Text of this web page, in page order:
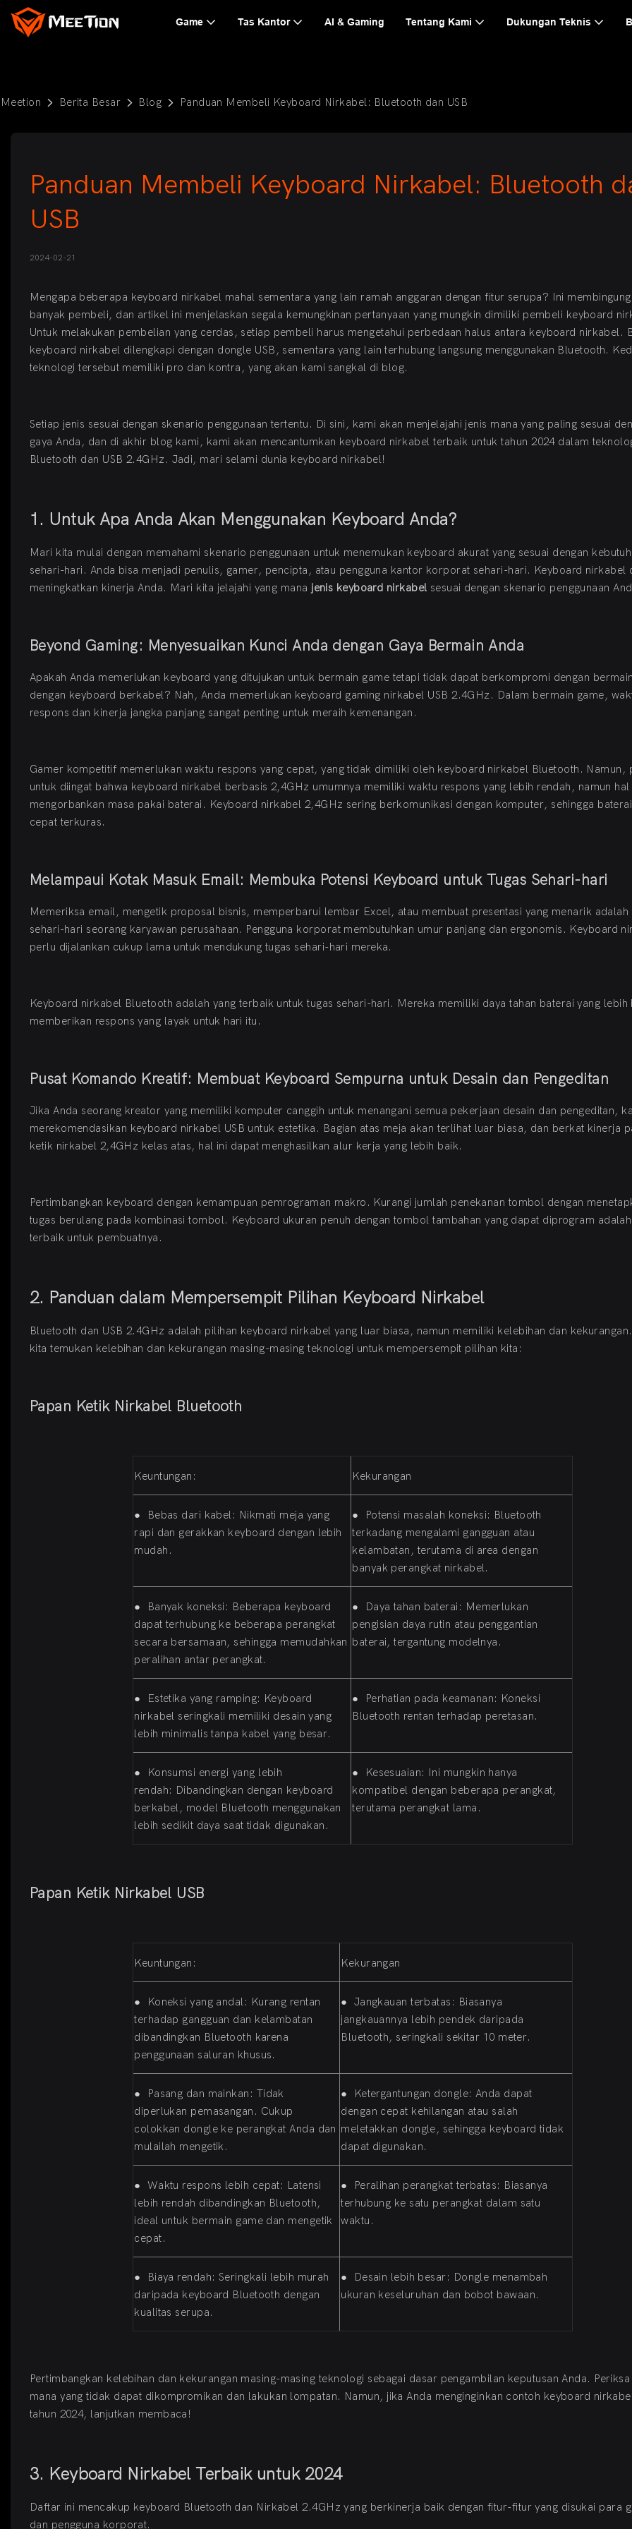
Game Tas Kantor AI & Gaming Tentang Kami Dukungan Teknis
Meetion Berita Besar Blog Panduan Membeli Keyboard Nirkabel: Bluetooth dan USB
Panduan Membeli Keyboard Nirkabel: Bluetooth
USB
2024-02-21
Mengapa beberapa keyboard nirkabel mahal sementara yang lain ramah anggaran dengan fitur serupa? Ini
banyak pembeli, dan artikel ini menjelaskan segala kemungkinan pertanyaan yang mungkin dimiliki pembeli keyboard
Untuk melakukan pembelian yang cerdas, setiap pembeli harus mengetahui perbedaan halus antara keyboard nirkabel.
keyboard nirkabel dilengkapi dengan dongle USB, sementara yang lain terhubung langsung menggunakan Bluetooth.
teknologi tersebut memiliki pro dan kontra, yang akan kami sangkal di blog.
Setiap jenis sesuai dengan skenario penggunaan tertentu. Di sini, kami akan menjelajahi jenis mana yang paling sesuai
gaya Anda, dan di akhir blog kami, kami akan mencantumkan keyboard nirkabel terbaik untuk tahun 2024 dalam
Bluetooth dan USB 2.4GHz. Jadi, mari selami dunia keyboard nirkabel!
1. Untuk Apa Anda Akan Menggunakan Keyboard Anda?
Mari kita mulai dengan memahami skenario penggunaan untuk menemukan keyboard akurat yang sesuai dengan
sehari-hari. Anda bisa menjadi penulis, gamer, pencipta, atau pengguna kantor korporat sehari-hari. Keyboard nirkabel
meningkatkan kinerja Anda. Mari kita jelajahi yang mana jenis keyboard nirkabel sesuai dengan skenario penggunaan
Beyond Gaming: Menyesuaikan Kunci Anda dengan Gaya Bermain Anda
Apakah Anda memerlukan keyboard yang ditujukan untuk bermain game tetapi tidak dapat berkompromi dengan
dengan keyboard berkabel? Nah, Anda memerlukan keyboard gaming nirkabel USB 2.4GHz. Dalam bermain game,
respons dan kinerja jangka panjang sangat penting untuk meraih kemenangan.
Gamer kompetitif memerlukan waktu respons yang cepat, yang tidak dimiliki oleh keyboard nirkabel Bluetooth. Namun,
untuk diingat bahwa keyboard nirkabel berbasis 2,4GHz umumnya memiliki waktu respons yang lebih rendah, namun hal
mengorbankan masa pakai baterai. Keyboard nirkabel 2,4GHz sering berkomunikasi dengan komputer, sehingga
cepat terkuras.
Melampaui Kotak Masuk Email: Membuka Potensi Keyboard untuk Tugas Sehari-hari
Memeriksa email, mengetik proposal bisnis, memperbarui lembar Excel, atau membuat presentasi yang menarik adalah
sehari-hari seorang karyawan perusahaan. Pengguna korporat membutuhkan umur panjang dan ergonomis. Keyboard
perlu dijalankan cukup lama untuk mendukung tugas sehari-hari mereka.
Keyboard nirkabel Bluetooth adalah yang terbaik untuk tugas sehari-hari. Mereka memiliki daya tahan baterai yang lebih
memberikan respons yang layak untuk hari itu.
Pusat Komando Kreatif: Membuat Keyboard Sempurna untuk Desain dan Pengeditan
Jika Anda seorang kreator yang memiliki komputer canggih untuk menangani semua pekerjaan desain dan pengeditan,
merekomendasikan keyboard nirkabel USB untuk estetika. Bagian atas meja akan terlihat luar biasa, dan berkat kinerja
ketik nirkabel 2,4GHz kelas atas, hal ini dapat menghasilkan alur kerja yang lebih baik.
Pertimbangkan keyboard dengan kemampuan pemrograman makro. Kurangi jumlah penekanan tombol dengan
tugas berulang pada kombinasi tombol. Keyboard ukuran penuh dengan tombol tambahan yang dapat diprogram
terbaik untuk pembuatnya.
2. Panduan dalam Mempersempit Pilihan Keyboard Nirkabel
Bluetooth dan USB 2.4GHz adalah pilihan keyboard nirkabel yang luar biasa, namun memiliki kelebihan dan
kita temukan kelebihan dan kekurangan masing-masing teknologi untuk mempersempit pilihan kita:
Papan Ketik Nirkabel Bluetooth
Keuntungan: Kekurangan
●
Bebas dari kabel: Nikmati meja yang
rapi dan gerakkan keyboard dengan lebih
mudah.
●
Potensi masalah koneksi: Bluetooth
terkadang mengalami gangguan atau
kelambatan, terutama di area dengan
banyak perangkat nirkabel.
●
Banyak koneksi: Beberapa keyboard
dapat terhubung ke beberapa perangkat
secara bersamaan, sehingga memudahkan
peralihan antar perangkat.
●
Daya tahan baterai: Memerlukan
pengisian daya rutin atau penggantian
baterai, tergantung modelnya.
●
Estetika yang ramping: Keyboard
nirkabel seringkali memiliki desain yang
lebih minimalis tanpa kabel yang besar.
●
Perhatian pada keamanan: Koneksi
Bluetooth rentan terhadap peretasan.
●
Konsumsi energi yang lebih
rendah: Dibandingkan dengan keyboard
berkabel, model Bluetooth menggunakan
lebih sedikit daya saat tidak digunakan.
●
Kesesuaian: Ini mungkin hanya
kompatibel dengan beberapa perangkat,
terutama perangkat lama.
Papan Ketik Nirkabel USB
Keuntungan: Kekurangan
●
Koneksi yang andal: Kurang rentan
terhadap gangguan dan kelambatan
dibandingkan Bluetooth karena
penggunaan saluran khusus.
●
Jangkauan terbatas: Biasanya
jangkauannya lebih pendek daripada
Bluetooth, seringkali sekitar 10 meter.
●
Pasang dan mainkan: Tidak
diperlukan pemasangan. Cukup
colokkan dongle ke perangkat Anda dan
mulailah mengetik.
●
Ketergantungan dongle: Anda dapat
dengan cepat kehilangan atau salah
meletakkan dongle, sehingga keyboard tidak
dapat digunakan.
●
Waktu respons lebih cepat: Latensi
lebih rendah dibandingkan Bluetooth,
ideal untuk bermain game dan mengetik
cepat.
●
Peralihan perangkat terbatas: Biasanya
terhubung ke satu perangkat dalam satu
waktu.
●
Biaya rendah: Seringkali lebih murah
daripada keyboard Bluetooth dengan
kualitas serupa.
●
Desain lebih besar: Dongle menambah
ukuran keseluruhan dan bobot bawaan.
Pertimbangkan kelebihan dan kekurangan masing-masing teknologi sebagai dasar pengambilan keputusan Anda.
mana yang tidak dapat dikompromikan dan lakukan lompatan. Namun, jika Anda menginginkan contoh keyboard
tahun 2024, lanjutkan membaca!
3. Keyboard Nirkabel Terbaik untuk 2024
Daftar ini mencakup keyboard Bluetooth dan Nirkabel 2.4GHz yang berkinerja baik dengan fitur-fitur yang disukai para
dan pengguna korporat.